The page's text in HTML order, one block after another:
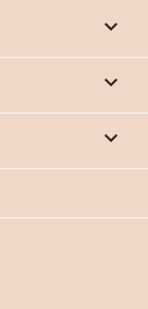


